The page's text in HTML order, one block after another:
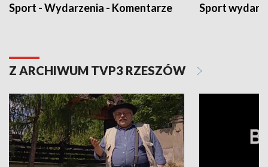
Sport - Wydarzenia - Komentarze Sport
Z ARCHIWUM TVP3 RZESZÓW